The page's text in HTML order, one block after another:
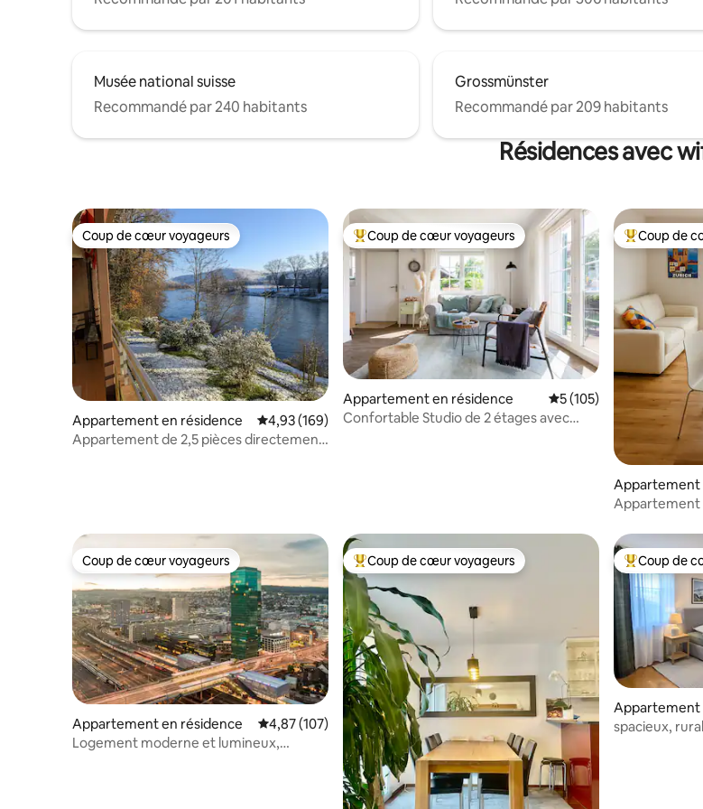
Musée national suisse
Recommandé par 240 habitants
Grossmünster
Recommandé par 209 habitants
Résidences avec
Coup de cœur voyageurs
Coup de cœur voyageurs
Appartement en résidence Évaluation moyenne sur la base de 169 commentaires : 4,93 sur 5
4,93 (169)
Appartement de 2,5 pièces directement
Coups de cœur voyageurs les plus appréciés
Coup de cœur voyageurs
Appartement en résidence Évaluation moyenne sur
5 (105)
Confortable Studio de 2 étages avec
Coups de
Coup de
Appartement
Kloten
Appartement
Coup de cœur voyageurs
Coup de cœur voyageurs
Appartement en résidence Évaluation moyenne sur la base de 107 commentaires : 4,87 sur 5
4,87 (107)
Logement moderne et lumineux,
Coups de cœur voyageurs les plus appréciés
Coup de cœur voyageurs Coups de
Coup de
Appartement
spacieux,